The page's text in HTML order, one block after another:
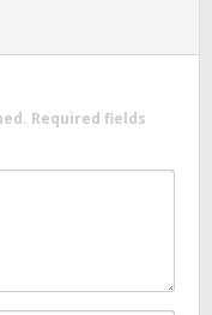
Required fields